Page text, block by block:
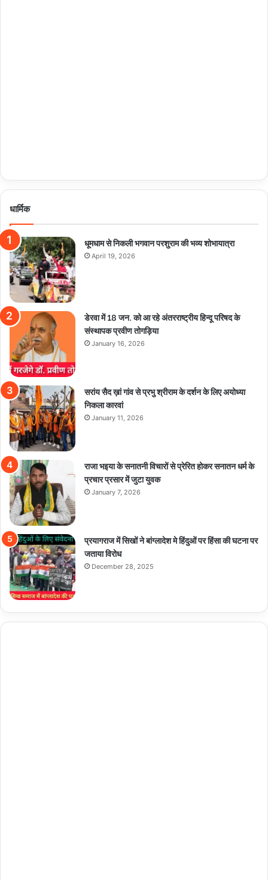
धार्मिक
धूमधाम से निकली भगवान परशुराम की भव्य शोभायात्रा
April 19, 2026
डेरवा में 18 जन. को आ रहे अंतरराष्ट्रीय हिन्दू परिषद के
संस्थापक प्रवीण तोगड़िया
January 16, 2026
सरांय सैद ख़ां गांव से प्रभु श्रीराम के दर्शन के लिए अयोध्या
निकला कारवां
January 11, 2026
राजा भइया के सनातनी विचारों से प्रेरित होकर सनातन धर्म के
प्रचार प्रसार में जुटा युवक
January 7, 2026
प्रयागराज में सिखों ने बांग्लादेश मे हिंदुओं पर हिंसा की घटना पर
जताया विरोध
December 28, 2025